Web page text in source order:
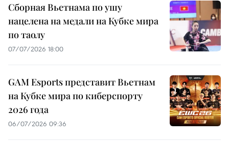
Сборная Вьетнама по ушу
нацелена на медали на Кубке мира
по таолу
07/07/2026 18:00
GAM Esports представит Вьетнам
на Кубке мира по киберспорту
2026 года
06/07/2026 09:36